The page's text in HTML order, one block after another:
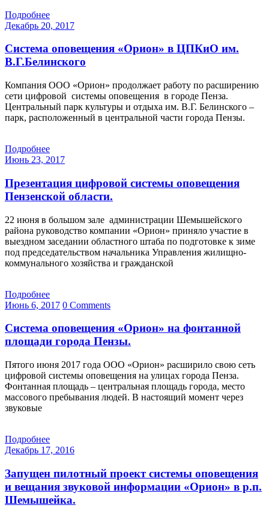
Подробнее
Декабрь 20, 2017
Система оповещения «Орион» в ЦПКиО им.
В.Г.Белинского
Компания ООО «Орион» продолжает работу по расширению
сети цифровой системы оповещения в городе Пенза.
Центральный парк культуры и отдыха им. В.Г. Белинского –
парк, расположенный в центральной части города Пензы.
Подробнее
Июнь 23, 2017
Презентация цифровой системы оповещения
Пензенской области.
22 июня в большом зале администрации Шемышейского
района руководство компании «Орион» приняло участие в
выездном заседании областного штаба по подготовке к зиме
под председательством начальника Управления жилищно-
коммунального хозяйства и гражданской
Подробнее
Июнь 6, 2017 0 Comments
Система оповещения «Орион» на фонтанной
площади города Пензы.
Пятого июня 2017 года ООО «Орион» расширило свою сеть
цифровой системы оповещения на улицах города Пенза.
Фонтанная площадь – центральная площадь города, место
массового пребывания людей. В настоящий момент через
звуковые
Подробнее
Декабрь 17, 2016
Запущен пилотный проект системы оповещения
и вещания звуковой информации «Орион» в р.п.
Шемышейка.